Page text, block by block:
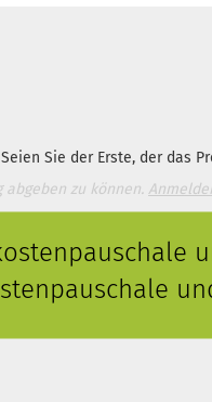
Sie der Erste, der das
zu können.